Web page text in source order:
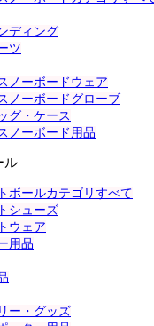
ディング
ツ
ノーボードウェア
ノーボードグローブ
グ・ケース
ノーボード用品
ル
ボールカテゴリすべて
シューズ
ウェア
用品
ー・グッズ